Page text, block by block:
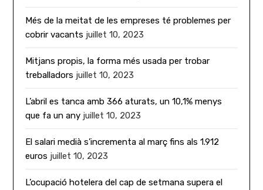
Més de la meitat de les empreses té problemes per
cobrir vacants juillet 10, 2023
Mitjans propis, la forma més usada per trobar
treballadors juillet 10, 2023
L’abril es tanca amb 366 aturats, un 10,1% menys
que fa un any juillet 10, 2023
El salari medià s’incrementa al març fins als 1.912
euros juillet 10, 2023
L’ocupació hotelera del cap de setmana supera el